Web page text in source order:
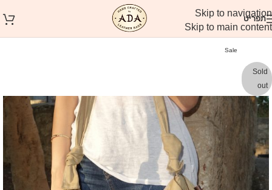
Skip to navigation
Skip to main content
תפריט
Sale
Sold
out